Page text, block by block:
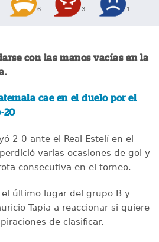
6 3 1
con las manos vacías en la
cae en el duelo por el
20
2-0 ante el Real Estelí en el
varias ocasiones de gol y
consecutiva en el torneo.
último lugar del grupo B y
Tapia a reaccionar si quiere
de clasificar.